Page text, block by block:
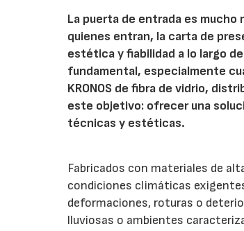
La puerta de entrada es mucho
quienes entran, la carta de
estética y fiabilidad a lo largo
fundamental, especialmente
KRONOS de fibra de vidrio,
este objetivo: ofrecer una
técnicas y estéticas.
Fabricados con materiales de
condiciones climáticas
deformaciones, roturas o
lluviosas o ambientes